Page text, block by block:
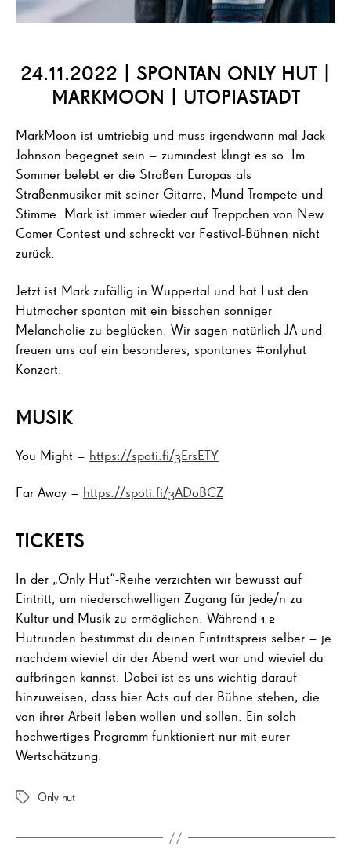
24.11.2022 | SPONTAN ONLY HUT |
MARKMOON | UTOPIASTADT
MarkMoon ist umtriebig und muss irgendwann mal Jack
Johnson begegnet sein – zumindest klingt es so. Im
Sommer belebt er die Straßen Europas als
Straßenmusiker mit seiner Gitarre, Mund-Trompete und
Stimme. Mark ist immer wieder auf Treppchen von New
Comer Contest und schreckt vor Festival-Bühnen nicht
zurück.
Jetzt ist Mark zufällig in Wuppertal und hat Lust den
Hutmacher spontan mit ein bisschen sonniger
Melancholie zu beglücken. Wir sagen natürlich JA und
freuen uns auf ein besonderes, spontanes #onlyhut
Konzert.
MUSIK
You Might – https://spoti.fi/3ErsETY
Far Away – https://spoti.fi/3ADoBCZ
TICKETS
In der „Only Hut“-Reihe verzichten wir bewusst auf
Eintritt, um niederschwelligen Zugang für jede/n zu
Kultur und Musik zu ermöglichen. Während 1-2
Hutrunden bestimmst du deinen Eintrittspreis selber – je
nachdem wieviel dir der Abend wert war und wieviel du
aufbringen kannst. Dabei ist es uns wichtig darauf
hinzuweisen, dass hier Acts auf der Bühne stehen, die
von ihrer Arbeit leben wollen und sollen. Ein solch
hochwertiges Programm funktioniert nur mit eurer
Wertschätzung.
Schlagwörter
Only hut